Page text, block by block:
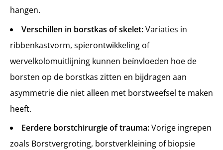
hangen.
Verschillen in borstkas of skelet:Variaties in
ribbenkastvorm, spierontwikkeling of
wervelkolomuitlijning kunnen beïnvloeden hoe de
borsten op de borstkas zitten en bijdragen aan
asymmetrie die niet alleen met borstweefsel te maken
heeft.
Eerdere borstchirurgie of trauma:Vorige ingrepen
zoals Borstvergroting, borstverkleining of biopsie